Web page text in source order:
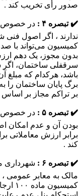
صدور رأی تخریب کند .
✔️ تبصره ۴ :
در خصوص
ندارند ، اگر اصول
کمیسیون می‌تواند با
بدون مجوز، یک دهم
سرقفلی ساختمان،
باشد، هرکدام که مبلغ
برگ پایان ساختمان را
بر تراکم مجاز بر اساس مفاد
✔️ تبصره ۵ :
در خصوص
کند .
✔️ تبصره ۶ :
شهرداری
مالک به معابر عمومی ،